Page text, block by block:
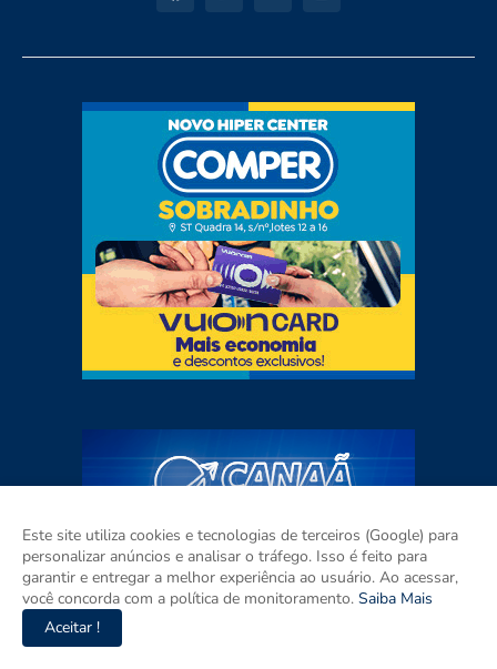
Este site utiliza cookies e tecnologias de terceiros (Google) para
personalizar anúncios e analisar o tráfego. Isso é feito para
garantir e entregar a melhor experiência ao usuário. Ao acessar,
você concorda com a política de monitoramento. Saiba Mais
Aceitar !